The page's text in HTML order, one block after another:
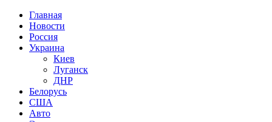
Главная
Новости
Россия
Украина
Киев
Луганск
ДНР
Белорусь
США
Авто